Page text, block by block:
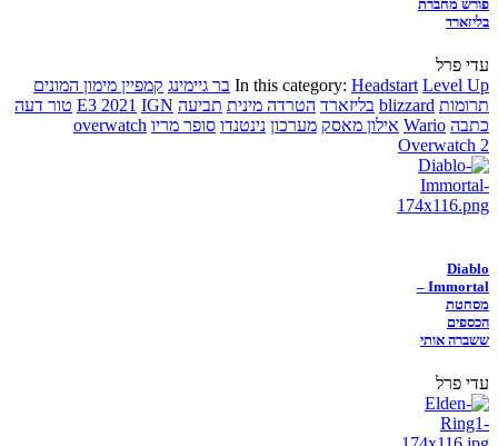
פורש מחברת
בליזארד
עדי פרל
In this category: Headstart Level Up בר גיימינג קמפיין מימון המונים
תרומות blizzard בליזארד הטרדה מינית תביעה E3 2021 IGN
טור דעה
כתבה Wario אילון מאסק מערכון נינטנדו סופר מריו overwatch
Overwatch 2
Diablo
Immortal –
מסחטת
הכספים
ששברה אותי
עדי פרל